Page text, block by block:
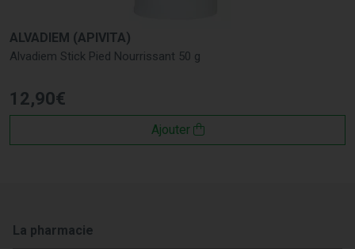
ALVADIEM (APIVITA)
Alvadiem Stick Pied Nourrissant 50 g
12,90€
Ajouter
La pharmacie